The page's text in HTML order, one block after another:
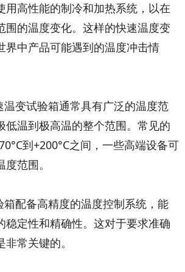
用高性能的制冷和加热系统，以在
围的温度变化。这样的快速温度变
界中产品可能遇到的温度冲击情
温变试验箱通常具有广泛的温度范
低温到极高温的整个范围。常见的
到+200°C之间，一些高端设备可
范围。
箱配备高精度的温度控制系统，能
稳定性和精确性。这对于要求准确
常关键的。